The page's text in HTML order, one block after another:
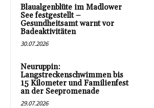
Blaualgenblüte im Madlower
See festgestellt –
Gesundheitsamt warnt vor
Badeaktivitäten
30.07.2026
Neuruppin:
Langstreckenschwimmen bis
15 Kilometer und Familienfest
an der Seepromenade
29.07.2026